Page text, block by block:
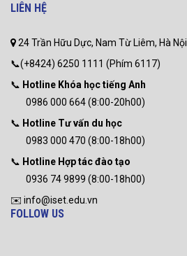
LIÊN HỆ
24 Trần Hữu Dực, Nam Từ Liêm, Hà Nội.
📞(+8424) 6250 1111 (Phím 6117)
📞 Hotline Khóa học tiếng Anh
0986 000 664 (8:00-20h00)
📞 Hotline Tư vấn du học
0983 000 470 (8:00-18h00)
📞 Hotline Hợp tác đào tạo
0936 74 9899 (8:00-18h00)
✉️ info@iset.edu.vn
FOLLOW US